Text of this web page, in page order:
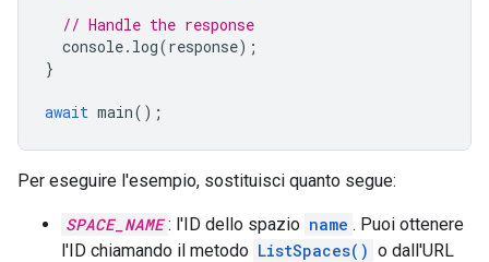
// Handle the response
console. log(response);
}
await main();
Per eseguire l'esempio, sostituisci quanto segue:
SPACE_NAME : l'ID dello spazio name . Puoi ottenere
l'ID chiamando il metodo ListSpaces() o dall'URL